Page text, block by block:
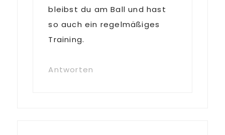
bleibst du am Ball und hast
so auch ein regelmäßiges
Training.
Antworten